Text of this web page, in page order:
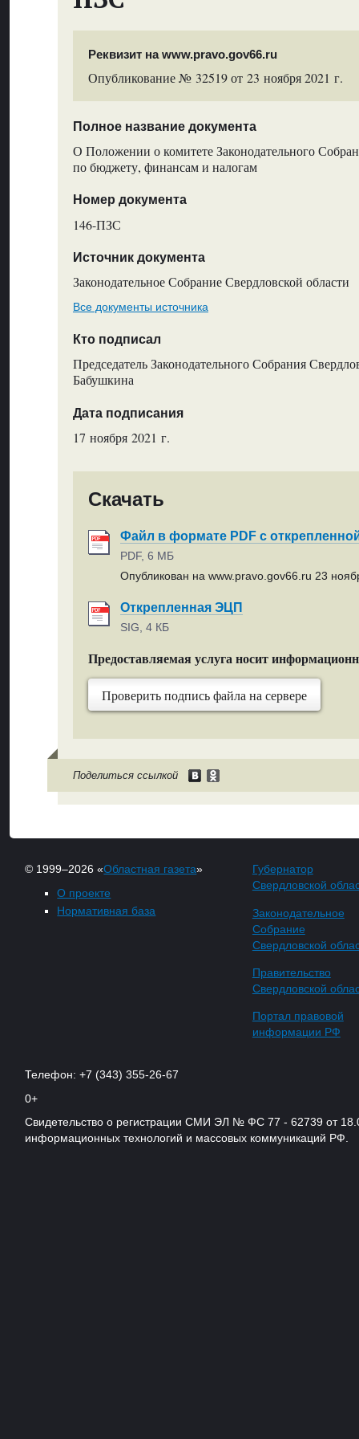
Реквизит на www.pravo.gov66.ru
Опубликование № 32519 от 23 ноября 2021 г.
Полное название документа
О Положении о комитете Законодательного
по бюджету, финансам и налогам
Номер документа
146-ПЗС
Источник документа
Законодательное Собрание Свердловской области
Все документы источника
Кто подписал
Председатель Законодательного Собрания
Бабушкина
Дата подписания
17 ноября 2021 г.
Скачать
Файл в формате PDF с
PDF, 6 МБ
Опубликован на www.pravo.gov66.ru 23
Открепленная ЭЦП
SIG, 4 КБ
Предоставляемая услуга носит
Проверить подпись файла на сервере
Поделиться ссылкой
© 1999–2026 «Областная газета»
О проекте
Нормативная база
Губернатор
Свердловской
Законодательное
Собрание
Свердловской
Правительство
Свердловской
Портал правовой
информации РФ
Телефон: +7 (343) 355-26-67
0+
Свидетельство о регистрации СМИ ЭЛ № ФС 77 - 62739 от
информационных технологий и массовых коммуникаций РФ.